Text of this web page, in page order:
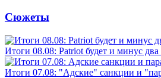
Сюжеты
Итоги 08.08: Patriot будет и минус
Итоги 07.08: "Адские" санкции и